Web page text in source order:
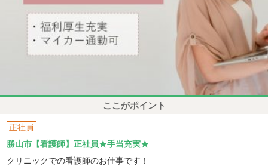
ここがポイント
正社員
勝山市【看護師】正社員★手当充実★
クリニックでの看護師のお仕事です！